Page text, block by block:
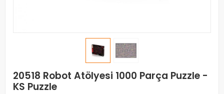
20518 Robot Atölyesi 1000 Parça Puzzle -
KS Puzzle